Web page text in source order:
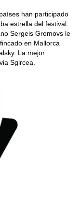
han participado
estrella del festival.
Sergeis Gromovs le
en Mallorca
La mejor
Sgircea.